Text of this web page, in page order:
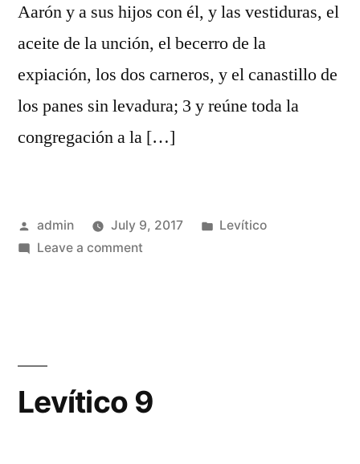
Aarón y a sus hijos con él, y las vestiduras, el
aceite de la unción, el becerro de la
expiación, los dos carneros, y el canastillo de
los panes sin levadura; 3 y reúne toda la
congregación a la […]
Posted
by
admin July 9, 2017
Posted
Levítico
Leave a commenton
Levítico 9